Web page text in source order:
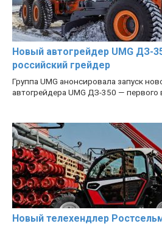
Новый автогрейдер UMG
российский грейдер
Группа UMG анонсировала запуск
автогрейдера UMG ДЗ-350 — первого
Новый телехендлер